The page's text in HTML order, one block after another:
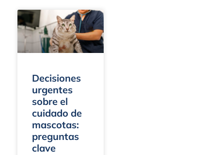
nuestros fieles
compañeros
Decisiones
urgentes
sobre el
cuidado de
mascotas:
preguntas
clave